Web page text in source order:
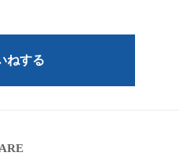
ねする